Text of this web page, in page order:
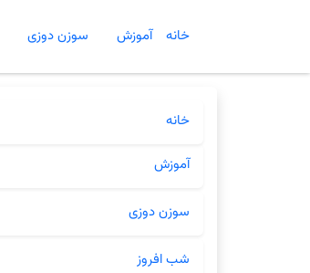
خانه
آموزش سوزن دوزی
خانه
آموزش
سوزن دوزی
شب افروز